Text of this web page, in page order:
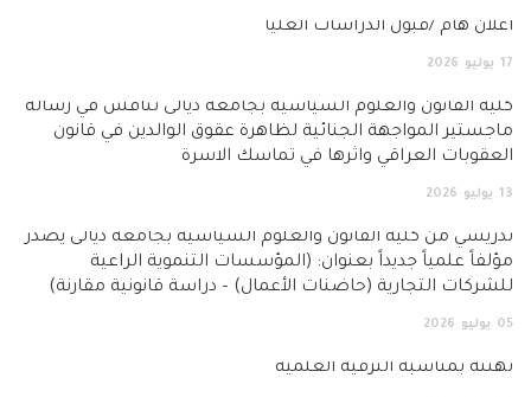
الدراسات العليا
والعلوم السياسية بجامعة ديالى تناقش في رسالة
الجنائية لظاهرة عقوق الوالدين في قانون
واثرها في تماسك الاسرة
القانون والعلوم السياسية بجامعة ديالى يصدر
جديداً بعنوان: (المؤسسات التنموية الراعية
(حاضنات الأعمال) – دراسة قانونية مقارنة)
الترقية العلمية